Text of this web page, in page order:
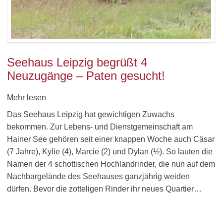
Seehaus Leipzig begrüßt 4
Neuzugänge – Paten gesucht!
Mehr lesen
Das Seehaus Leipzig hat gewichtigen Zuwachs
bekommen. Zur Lebens- und Dienstgemeinschaft am
Hainer See gehören seit einer knappen Woche auch Cäsar
(7 Jahre), Kylie (4), Marcie (2) und Dylan (½). So lauten die
Namen der 4 schottischen Hochlandrinder, die nun auf dem
Nachbargelände des Seehauses ganzjährig weiden
dürfen. Bevor die zotteligen Rinder ihr neues Quartier…